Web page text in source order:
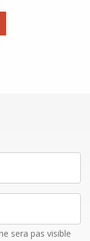
sera pas visible